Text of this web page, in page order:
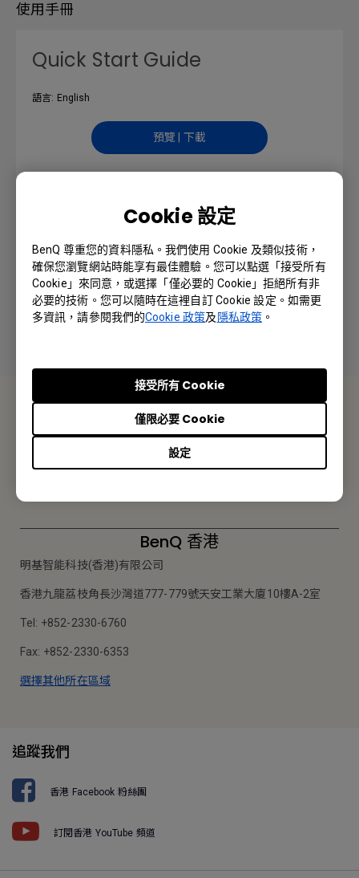
Cookie 設定
BenQ 尊重您的資料隱私。我們使用 Cookie 及類似技術，
確保您瀏覽網站時能享有最佳體驗。您可以點選「接受所有
Cookie」來同意，或選擇「僅必要的 Cookie」拒絕所有非
必要的技術。您可以隨時在這裡自訂 Cookie 設定。如需更
多資訊，請參閱我們的Cookie 政策及隱私政策。
設定
僅限必要 Cookie
接受所有 Cookie
使用手冊
Quick Start Guide
語言: English
預覽 | 下載
User Manual
語言: English
預覽 | 下載
聯絡我們
報價採購 · 技術諮詢 · 售後服務
BenQ 香港
明基智能科技(香港)有限公司
香港九龍荔枝角長沙灣道777-779號天安工業大廈10樓A-2室
Tel: +852-2330-6760
Fax: +852-2330-6353
選擇其他所在區域
追蹤我們
香港 Facebook 粉絲團
訂閱香港 YouTube 頻道